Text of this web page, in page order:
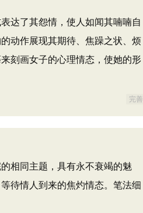
达了其怨情，使人如闻其喃喃自
动作展现其期待、焦躁之状、烦
刻画女子的心理情态，使她的形
完善
相同主题，具有永不衰竭的魅
待情人到来的焦灼情态。笔法细